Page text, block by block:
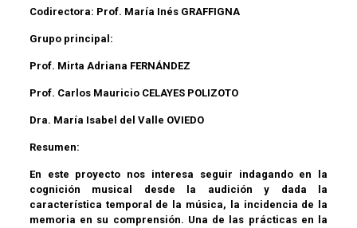
Codirectora: Prof. María Inés GRAFFIGNA
Grupo principal:
Prof. Mirta Adriana FERNÁNDEZ
Prof. Carlos Mauricio CELAYES POLIZOTO
Dra. María Isabel del Valle OVIEDO
Resumen:
En este proyecto nos interesa seguir indagando en la
cognición musical desde la audición y dada la
característica temporal de la música, la incidencia de la
memoria en su comprensión. Una de las prácticas en la